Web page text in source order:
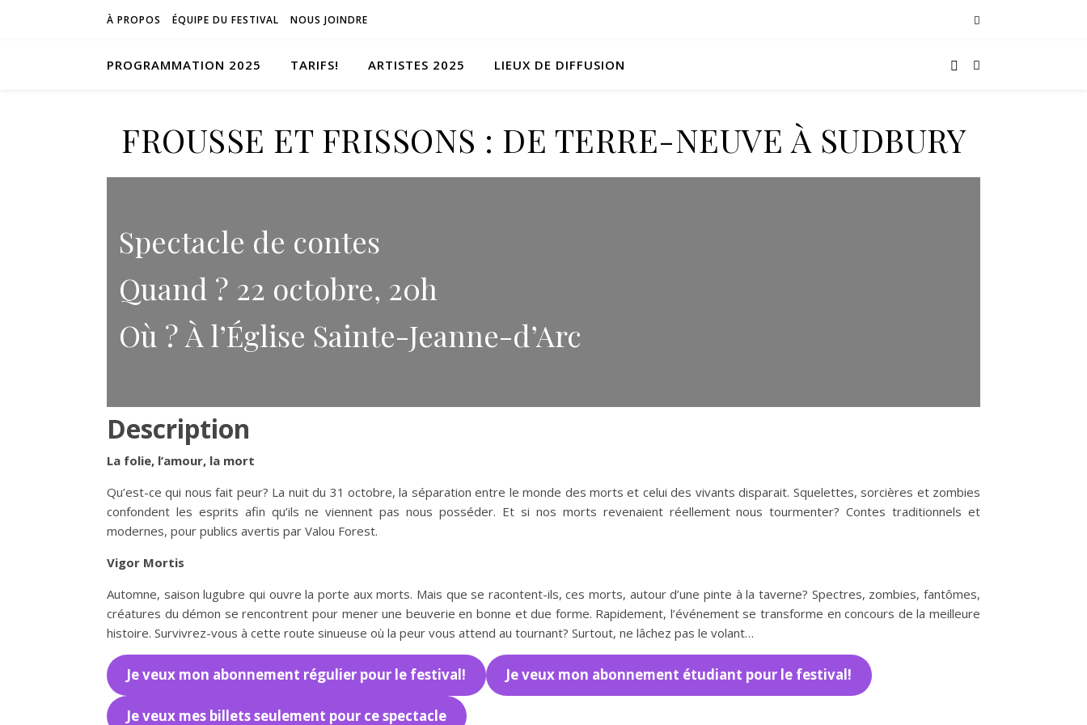
À PROPOS ÉQUIPE DU FESTIVAL NOUS JOINDRE
PROGRAMMATION 2025 TARIFS! ARTISTES 2025 LIEUX DE DIFFUSION
FROUSSE ET FRISSONS : DE TERRE-NEUVE À SUDBURY
Spectacle de contes
Quand ? 22 octobre, 20h
Où ? À l’Église Sainte-Jeanne-d’Arc
Description
La folie, l’amour, la mort
Qu’est-ce qui nous fait peur? La nuit du 31 octobre, la séparation entre le monde des morts et celui des vivants disparait. Squelettes, sorcières et zombies
confondent les esprits afin qu’ils ne viennent pas nous posséder. Et si nos morts revenaient réellement nous tourmenter? Contes traditionnels et
modernes, pour publics avertis par Valou Forest.
Vigor Mortis
Automne, saison lugubre qui ouvre la porte aux morts. Mais que se racontent-ils, ces morts, autour d’une pinte à la taverne? Spectres, zombies, fantômes,
créatures du démon se rencontrent pour mener une beuverie en bonne et due forme. Rapidement, l’événement se transforme en concours de la meilleure
histoire. Survivrez-vous à cette route sinueuse où la peur vous attend au tournant? Surtout, ne lâchez pas le volant…
Je veux mon abonnement régulier pour le festival! Je veux mon abonnement étudiant pour le festival!
Je veux mes billets seulement pour ce spectacle